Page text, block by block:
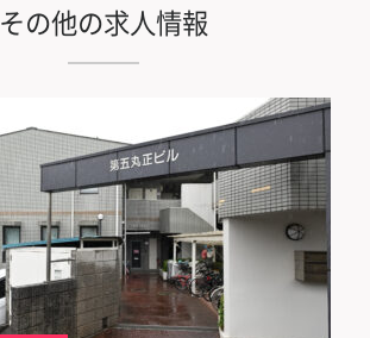
その他の求人情報